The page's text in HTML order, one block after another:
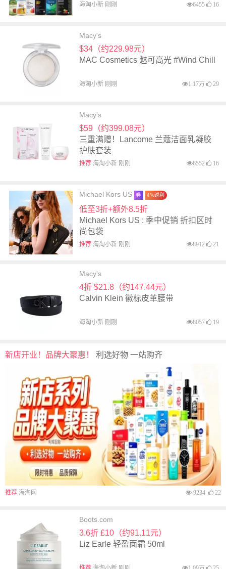
海淘小新 刚刚 6455 16
Macy's
$34（约229.98元）
MAC Cosmetics 魅可高光 #Wind Chill
海淘小新 刚刚 1.17万 29
Macy's
$59（约399.08元）
三重满赠！Lancome 兰蔻洁面乳凝胶
护肤套装
推荐海淘小新 刚刚 6552 16
Michael Kors US 券 4%返利
低至3折+额外8.5折
Michael Kors US : 季中促销 折扣区时
尚包袋
推荐海淘小新 刚刚 8912 21
Macy's
4折 $21.8（约147.44元）
Calvin Klein 徽标皮革腰带
海淘小新 刚刚 8057 19
新店开业！品牌大聚惠！ 利选好物 一站购齐
推荐 海淘网 9234 22
Boots.com
3.6折 £10（约91.11元）
Liz Earle 轻盈面霜 50ml